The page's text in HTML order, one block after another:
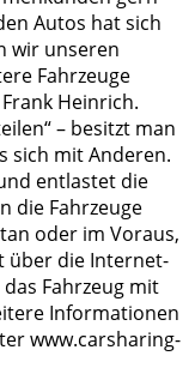
Autos hat sich
wir unseren
Fahrzeuge
Heinrich.
– besitzt man
sich mit Anderen.
entlastet die
die Fahrzeuge
oder im Voraus,
über die Internet-
Fahrzeug mit
Informationen
www.carsharing-